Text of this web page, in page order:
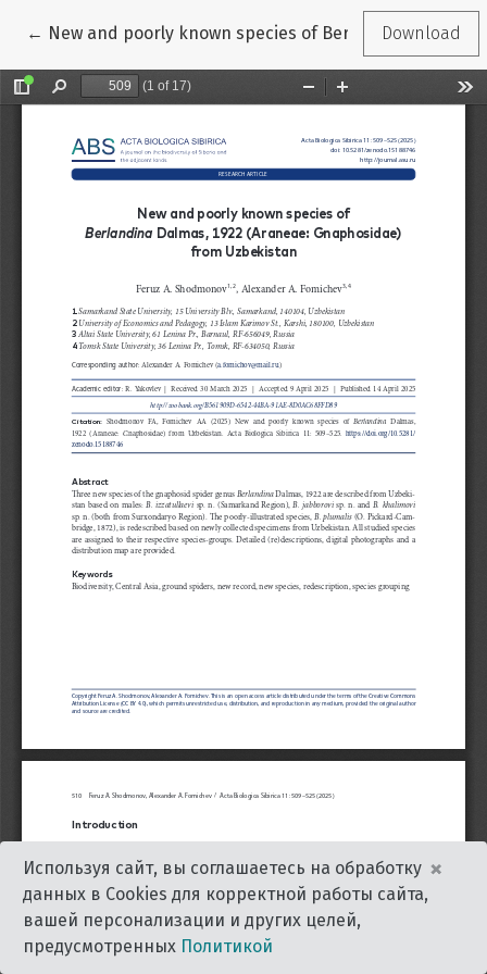
← Return to Article Details
New and poorly known species of BerlandinaDownload
Используя сайт, вы соглашаетесь на обработку
данных в Cookies для корректной работы сайта,
вашей персонализации и других целей,
предусмотренных Политикой
×